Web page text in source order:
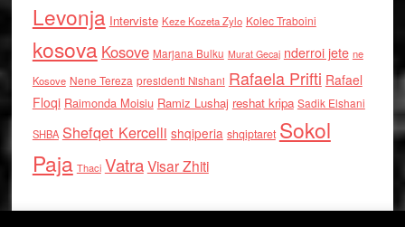
Levonja Interviste Keze Kozeta Zylo Kolec Traboini
kosova Kosove Marjana Bulku Murat Gecaj nderroi jete ne
Kosove Nene Tereza presidenti Nishani Rafaela Prifti Rafael
Floqi Raimonda Moisiu Ramiz Lushaj reshat kripa Sadik Elshani
SHBA Shefqet Kercelli shqiperia shqiptaret Sokol
Paja Thaci VatraVisar Zhiti